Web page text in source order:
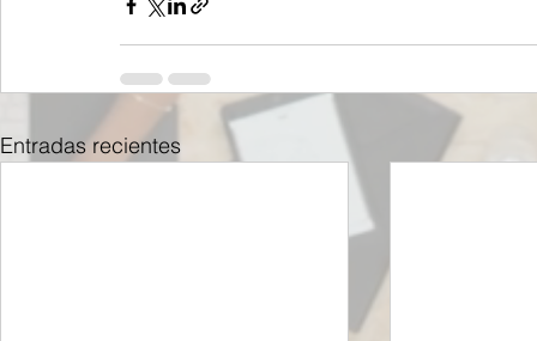
Entradas recientes